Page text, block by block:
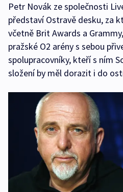
Petr Novák ze společnosti
představí Ostravě desku, za
včetně Brit Awards a
pražské O2 arény s sebou
spolupracovníky, kteří s ním
složení by měl dorazit i do